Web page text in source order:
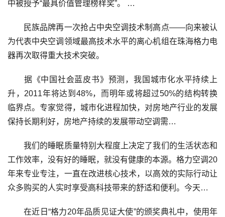
中被授予“最具价值管理榜样奖”。 …
民族品牌再一次抢占中央空调技术制高点——向来被认
为代表中央空调领域最高技术水平的离心机组在珠海格力电
器再次取得重大技术突破。
据《中国社会蓝皮书》预测，我国城市化水平持续上
升，2011年将达到48%，而明年或将超过50%的结构转换
临界点。专家觉得，城市化进程加快，对房地产行业的发展
保持长期利好，房地产持续的发展带动空调需…
我们的睡眠质量特别大程度上决定了我们的生活状态和
工作效率，没有好的睡眠，就没有健康的本源。格力空调20
年来专业专注，一直在改进核心技术，以高效的实际行动让
众多购买的人实时享受高科技带来的舒适和便利。今天…
在近日“格力20年品质见证大使”的颁奖典礼中，使用年